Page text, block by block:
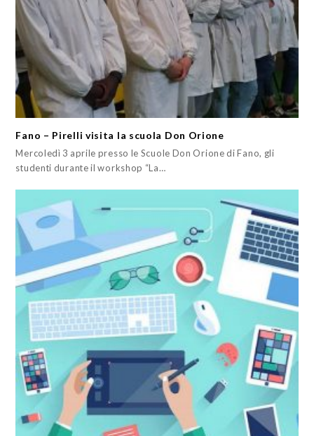
Fano – Pirelli visita la scuola Don Orione
Mercoledì 3 aprile presso le Scuole Don Orione di Fano, gli
studenti durante il workshop “La…